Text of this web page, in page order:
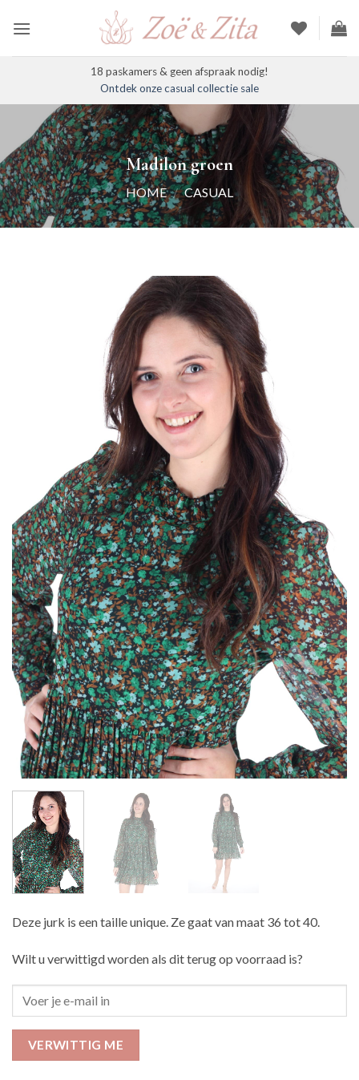
naar
18 paskamers & geen afspraak nodig!
Ontdek onze casual collectie sale
Madilon groen
HOME / CASUAL
Deze jurk is een taille unique. Ze gaat van maat 36 tot 40.
Wilt u verwittigd worden als dit terug op voorraad is?
VERWITTIG ME